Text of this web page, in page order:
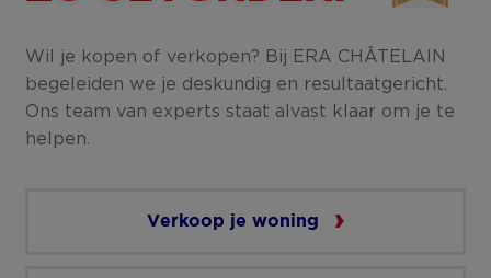
Wil je kopen of verkopen? Bij ERA CHÂTELAIN
begeleiden we je deskundig en resultaatgericht.
Ons team van experts staat alvast klaar om je te
helpen.
Verkoop je woning